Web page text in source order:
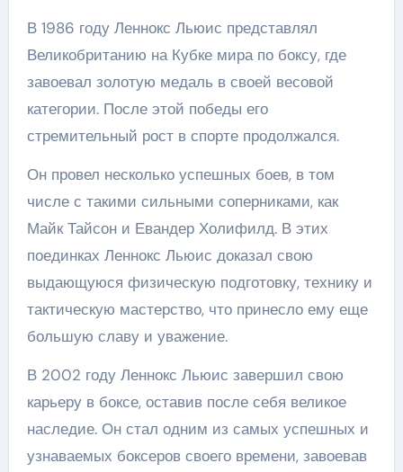
В 1986 году Леннокс Льюис представлял
Великобританию на Кубке мира по боксу, где
завоевал золотую медаль в своей весовой
категории. После этой победы его
стремительный рост в спорте продолжался.
Он провел несколько успешных боев, в том
числе с такими сильными соперниками, как
Майк Тайсон и Евандер Холифилд. В этих
поединках Леннокс Льюис доказал свою
выдающуюся физическую подготовку, технику и
тактическую мастерство, что принесло ему еще
большую славу и уважение.
В 2002 году Леннокс Льюис завершил свою
карьеру в боксе, оставив после себя великое
наследие. Он стал одним из самых успешных и
узнаваемых боксеров своего времени, завоевав